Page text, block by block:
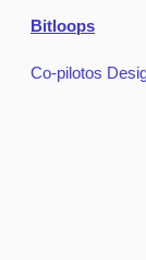
Bitloops
Co-pilotos